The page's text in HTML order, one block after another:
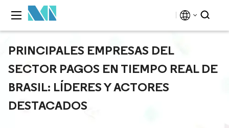
PRINCIPALES EMPRESAS DEL
SECTOR PAGOS EN TIEMPO REAL DE
BRASIL: LÍDERES Y ACTORES
DESTACADOS